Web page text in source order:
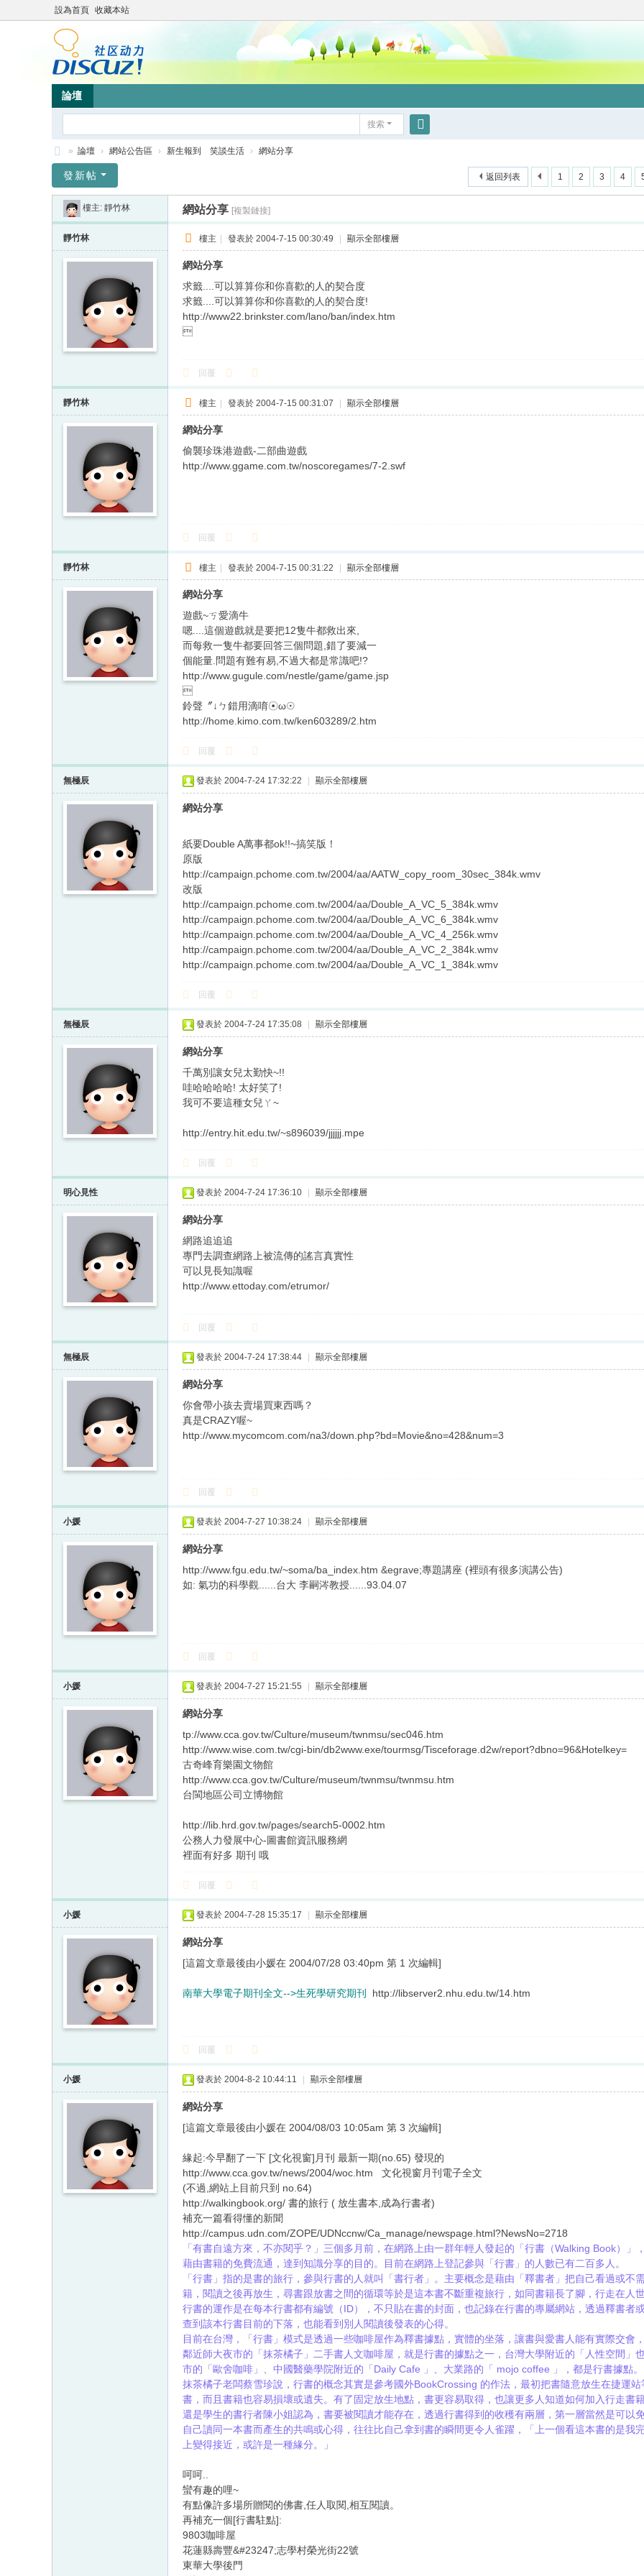
設為首頁 收藏本站
論壇
搜索
竹
» 論壇 › 網站公告區 › 新生報到 笑談生活 › 網站分享
1 2 3 4
返回列表
發新帖
樓主: 靜竹林 網站分享 [複製鏈接]
靜竹林 樓主 | 發表於 2004-7-15 00:30:49 | 顯示全部樓層
網站分享
求籤....可以算算你和你喜歡的人的契合度
求籤....可以算算你和你喜歡的人的契合度!
http://www22.brinkster.com/lano/ban/index.htm

回覆
靜竹林 樓主 | 發表於 2004-7-15 00:31:07 | 顯示全部樓層
網站分享
偷襲珍珠港遊戲-二部曲遊戲
http://www.ggame.com.tw/noscoregames/7-2.swf
回覆
靜竹林 樓主 | 發表於 2004-7-15 00:31:22 | 顯示全部樓層
網站分享
遊戲~ㄎ愛滴牛
嗯....這個遊戲就是要把12隻牛都救出來,
而每救一隻牛都要回答三個問題,錯了要減一
個能量.問題有難有易,不過大都是常識吧!?
http://www.gugule.com/nestle/game/game.jsp

鈴聲〞↓ㄅ錯用滴唷☉ω☉
http://home.kimo.com.tw/ken603289/2.htm
回覆
無極辰 發表於 2004-7-24 17:32:22 顯示全部樓層
網站分享
紙要Double A萬事都ok!!~搞笑版！
原版
http://campaign.pchome.com.tw/2004/aa/AATW_copy_room_30sec_384k.wmv
改版
http://campaign.pchome.com.tw/2004/aa/Double_A_VC_5_384k.wmv
http://campaign.pchome.com.tw/2004/aa/Double_A_VC_6_384k.wmv
http://campaign.pchome.com.tw/2004/aa/Double_A_VC_4_256k.wmv
http://campaign.pchome.com.tw/2004/aa/Double_A_VC_2_384k.wmv
http://campaign.pchome.com.tw/2004/aa/Double_A_VC_1_384k.wmv
回覆
無極辰 發表於 2004-7-24 17:35:08 顯示全部樓層
網站分享
千萬別讓女兒太勤快~!!
哇哈哈哈哈! 太好笑了!
我可不要這種女兒ㄚ~
http://entry.hit.edu.tw/~s896039/jjjjjj.mpe
回覆
明心見性 發表於 2004-7-24 17:36:10 顯示全部樓層
網站分享
網路追追追
專門去調查網路上被流傳的謠言真實性
可以見長知識喔
http://www.ettoday.com/etrumor/
回覆
無極辰 發表於 2004-7-24 17:38:44 顯示全部樓層
網站分享
你會帶小孩去賣場買東西嗎？
真是CRAZY喔~
http://www.mycomcom.com/na3/down.php?bd=Movie&no=428&num=3
回覆
小媛 發表於 2004-7-27 10:38:24 顯示全部樓層
網站分享
http://www.fgu.edu.tw/~soma/ba_index.htm &egrave;專題講座 (裡頭有很多演講公告)
如: 氣功的科學觀......台大 李嗣涔教授......93.04.07
回覆
小媛 發表於 2004-7-27 15:21:55 顯示全部樓層
網站分享
tp://www.cca.gov.tw/Culture/museum/twnmsu/sec046.htm
http://www.wise.com.tw/cgi-bin/db2www.exe/tourmsg/Tisceforage.d2w/report?dbno=96&Hotelkey=
古奇峰育樂園文物館
http://www.cca.gov.tw/Culture/museum/twnmsu/twnmsu.htm
台閩地區公司立博物館
http://lib.hrd.gov.tw/pages/search5-0002.htm
公務人力發展中心-圖書館資訊服務網
裡面有好多 期刊 哦
回覆
小媛 發表於 2004-7-28 15:35:17 顯示全部樓層
網站分享
[這篇文章最後由小媛在 2004/07/28 03:40pm 第 1 次編輯]
南華大學電子期刊全文-->生死學研究期刊 http://libserver2.nhu.edu.tw/14.htm
回覆
小媛 發表於 2004-8-2 10:44:11 顯示全部樓層
網站分享
[這篇文章最後由小媛在 2004/08/03 10:05am 第 3 次編輯]
緣起:今早翻了一下 [文化視窗]月刊 最新一期(no.65) 發現的
http://www.cca.gov.tw/news/2004/woc.htm 文化視窗月刊電子全文
(不過,網站上目前只到 no.64)
http://walkingbook.org/ 書的旅行 ( 放生書本,成為行書者)
補充一篇看得懂的新聞
http://campus.udn.com/ZOPE/UDNccnw/Ca_manage/newspage.html?NewsNo=2718
「有書自遠方來，不亦閱乎？」三個多月前，在網路上由一群年輕人發起的「行書（Walking Book）
藉由書籍的免費流通，達到知識分享的目的。目前在網路上登記參與「行書」的人數已有二百多人。
「行書」指的是書的旅行，參與行書的人就叫「書行者」。主要概念是藉由「釋書者」把自己看過或
籍，閱讀之後再放生，尋書跟放書之間的循環等於是這本書不斷重複旅行，如同書籍長了腳，行走在人
行書的運作是在每本行書都有編號（ID），不只貼在書的封面，也記錄在行書的專屬網站，透過釋書者
查到該本行書目前的下落，也能看到別人閱讀後發表的心得。
目前在台灣，「行書」模式是透過一些咖啡屋作為釋書據點，實體的坐落，讓書與愛書人能有實際交會
鄰近師大夜市的「抹茶橘子」二手書人文咖啡屋，就是行書的據點之一，台灣大學附近的「人性空間」
市的「歐舍咖啡」、中國醫藥學院附近的「Daily Cafe 」、大業路的「 mojo coffee 」，都是行書據點。
抹茶橘子老闆蔡雪珍說，行書的概念其實是參考國外BookCrossing 的作法，最初把書隨意放生在捷運
書，而且書籍也容易損壞或遺失。有了固定放生地點，書更容易取得，也讓更多人知道如何加入行走書
還是學生的書行者陳小姐認為，書要被閱讀才能存在，透過行書得到的收穫有兩層，第一層當然是可以
自己讀同一本書而產生的共鳴或心得，往往比自己拿到書的瞬間更令人雀躍，「上一個看這本書的是
上變得接近，或許是一種緣分。」
呵呵..
蠻有趣的哩~
有點像許多場所贈閱的佛書,任人取閱,相互閱讀。
再補充一個[行書駐點]:
9803咖啡屋
花蓮縣壽豐&#23247;志學村榮光街22號
東華大學後門